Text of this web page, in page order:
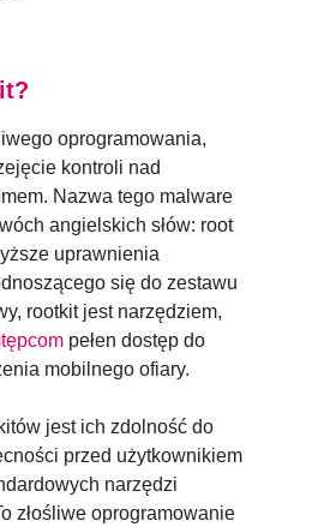
oprogramowania,
kontroli nad
Nazwa tego malware
angielskich słów: root
uprawnienia
się do zestawu
rootkit jest narzędziem,
pełen dostęp do
mobilnego ofiary.
jest ich zdolność do
przed użytkownikiem
narzędzi
złośliwe oprogramowanie